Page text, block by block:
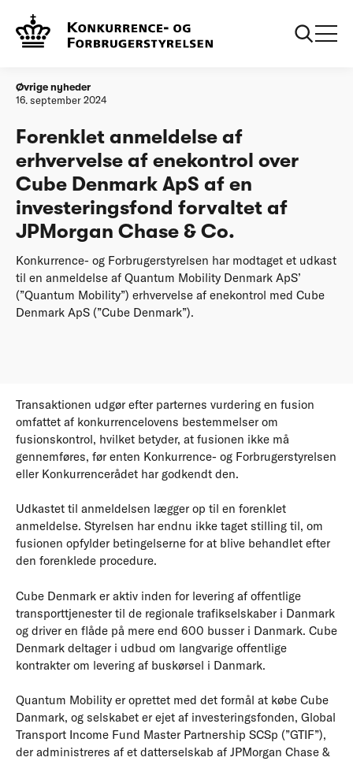
Forside
Denmark ApS af en investeringsfond forvaltet af JPMorgan
Chase & Co.
Øvrige nyheder
16. september 2024
Forenklet anmeldelse af
erhvervelse af enekontrol over
Cube Denmark ApS af en
investeringsfond forvaltet af
JPMorgan Chase & Co.
Konkurrence- og Forbrugerstyrelsen har modtaget et udkast
til en anmeldelse af Quantum Mobility Denmark ApS’
(”Quantum Mobility”) erhvervelse af enekontrol med Cube
Denmark ApS (”Cube Denmark”).
Transaktionen udgør efter parternes vurdering en fusion
omfattet af konkurrencelovens bestemmelser om
fusionskontrol, hvilket betyder, at fusionen ikke må
gennemføres, før enten Konkurrence- og Forbrugerstyrelsen
eller Konkurrencerådet har godkendt den.
Udkastet til anmeldelsen lægger op til en forenklet
anmeldelse. Styrelsen har endnu ikke taget stilling til, om
fusionen opfylder betingelserne for at blive behandlet efter
den forenklede procedure.
Cube Denmark er aktiv inden for levering af offentlige
transporttjenester til de regionale trafikselskaber i Danmark
og driver en flåde på mere end 600 busser i Danmark. Cube
Denmark deltager i udbud om langvarige offentlige
kontrakter om levering af buskørsel i Danmark.
Quantum Mobility er oprettet med det formål at købe Cube
Danmark, og selskabet er ejet af investeringsfonden, Global
Transport Income Fund Master Partnership SCSp (”GTIF”),
der administreres af et datterselskab af JPMorgan Chase &